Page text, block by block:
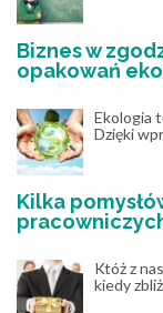
Biznes w
opakowań
Ekologia
Dzięki
Kilka
Któż z
kiedy